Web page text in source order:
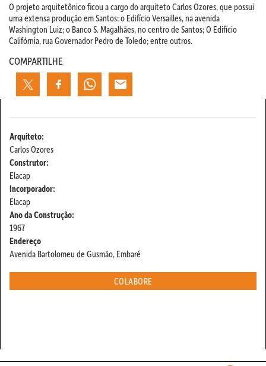
O projeto arquitetônico ficou a cargo do arquiteto Carlos Ozores, que possui
uma extensa produção em Santos: o Edifício Versailles, na avenida
Washington Luiz; o Banco S. Magalhães, no centro de Santos; O Edifício
Califórnia, rua Governador Pedro de Toledo; entre outros.
COMPARTILHE
Arquiteto:
Carlos Ozores
Construtor:
Elacap
Incorporador:
Elacap
Ano da Construção:
1967
Endereço
Avenida Bartolomeu de Gusmão, Embaré
COLABORE